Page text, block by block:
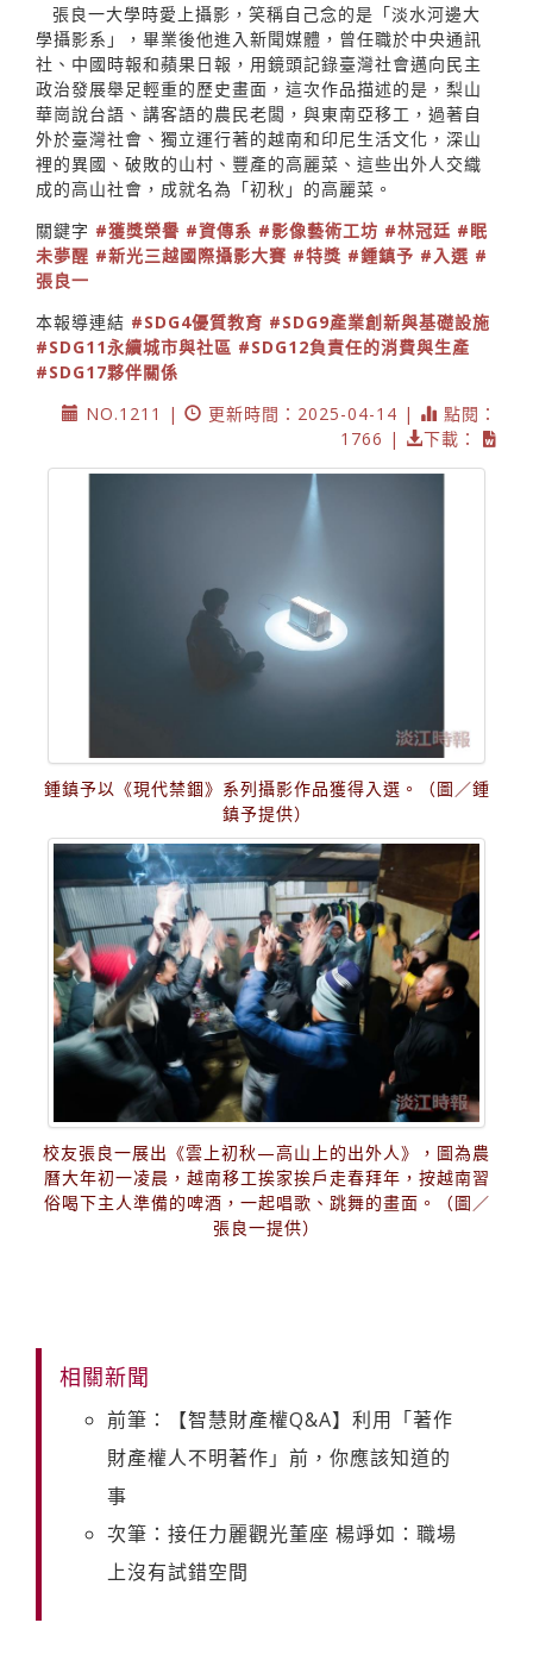
張良一大學時愛上攝影，笑稱自己念的是「淡水河邊大
學攝影系」，畢業後他進入新聞媒體，曾任職於中央通訊
社、中國時報和蘋果日報，用鏡頭記錄臺灣社會邁向民主
政治發展舉足輕重的歷史畫面，這次作品描述的是，梨山
華崗說台語、講客語的農民老闆，與東南亞移工，過著自
外於臺灣社會、獨立運行著的越南和印尼生活文化，深山
裡的異國、破敗的山村、豐產的高麗菜、這些出外人交織
成的高山社會，成就名為「初秋」的高麗菜。
關鍵字 #獲獎榮譽 #資傳系 #影像藝術工坊 #林冠廷 #眠
未夢醒 #新光三越國際攝影大賽 #特獎 #鍾鎮予 #入選 #
張良一
本報導連結 #SDG4優質教育 #SDG9產業創新與基礎設施
#SDG11永續城市與社區 #SDG12負責任的消費與生產
#SDG17夥伴關係
NO.1211 |
更新時間：2025-04-14 |
點閱：
1766 |
下載：
鍾鎮予以《現代禁錮》系列攝影作品獲得入選。（圖／鍾
鎮予提供）
校友張良一展出《雲上初秋—高山上的出外人》，圖為農
曆大年初一凌晨，越南移工挨家挨戶走春拜年，按越南習
俗喝下主人準備的啤酒，一起唱歌、跳舞的畫面。（圖／
張良一提供）
相關新聞
前筆：【智慧財產權Q&A】利用「著作
財產權人不明著作」前，你應該知道的
事
次筆：接任力麗觀光董座 楊竫如：職場
上沒有試錯空間